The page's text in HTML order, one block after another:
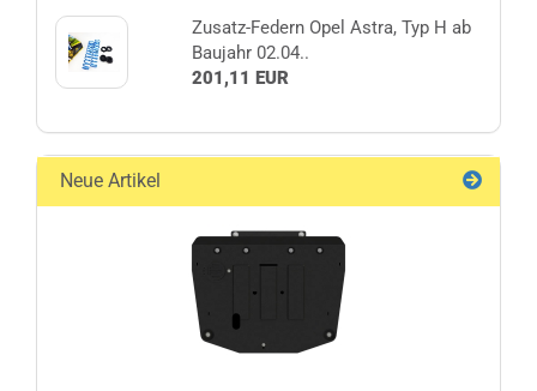
Zusatz-Federn Opel Astra, Typ H ab
Baujahr 02.04..
201,11 EUR
Neue Artikel